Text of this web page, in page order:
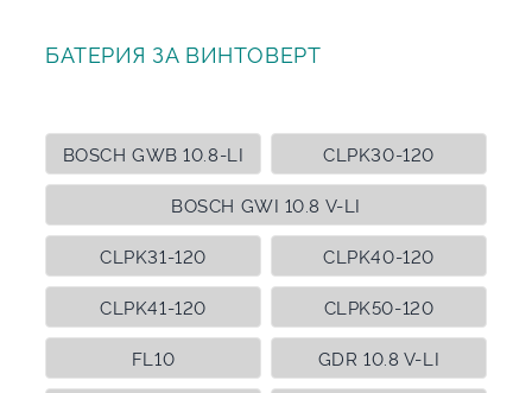
БАТЕРИЯ ЗА ВИНТОВЕРТ
BOSCH GWB 10.8-LI
BOSCH GWI 10.8 V-LI
CLPK30-120
CLPK31-120 CLPK40-120
CLPK41-120 CLPK50-120
FL10 GDR 10.8 V-LI